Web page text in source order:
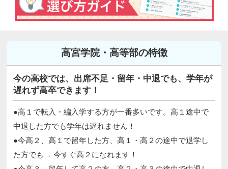
高宮学院・高等部の特徴
今の高校では、出席不足・留年・中退でも、学年が
遅れず高卒できます！
●高１で転入・編入学する方が一番多いです。高１途中で
中退した方でも学年は遅れません！
●今高２、高１で留年した方、高１・高２の途中で退学し
た方でも→ 今すぐ高２になれます！